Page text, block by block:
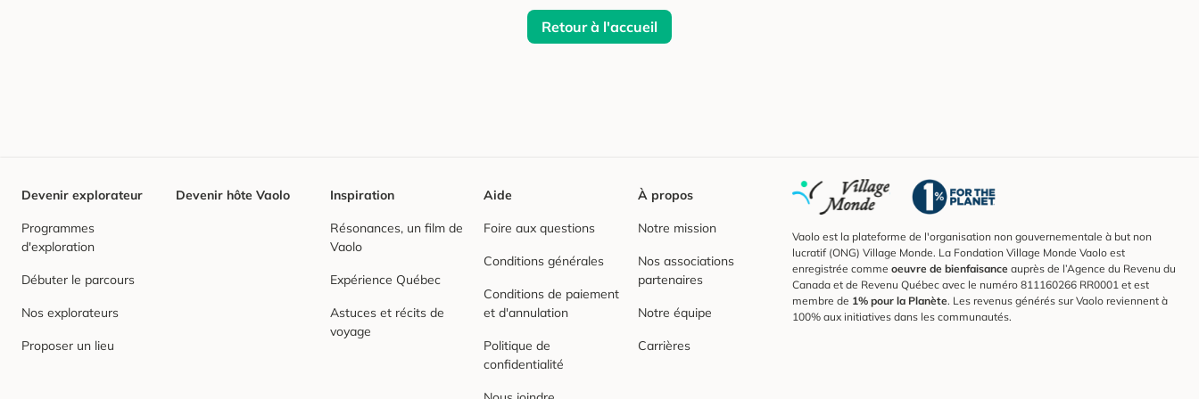
Retour à l'accueil
Devenir explorateur
Programmes
d'exploration
Débuter le parcours
Nos explorateurs
Proposer un lieu
Devenir hôte Vaolo Inspiration
Résonances, un film de
Vaolo
Expérience Québec
Astuces et récits de
voyage
Aide
Foire aux questions
Conditions générales
Conditions de paiement
et d'annulation
Politique de
confidentialité
À propos
Notre mission
Nos associations
partenaires
Notre équipe
Carrières
Vaolo est la plateforme de l'organisation non gouvernementale à but non
lucratif (ONG) Village Monde. La Fondation Village Monde Vaolo est
enregistrée comme oeuvre de bienfaisance auprès de l’Agence du Revenu du
Canada et de Revenu Québec avec le numéro 811160266 RR0001 et est
membre de 1% pour la Planète. Les revenus générés sur Vaolo reviennent à
100% aux initiatives dans les communautés.